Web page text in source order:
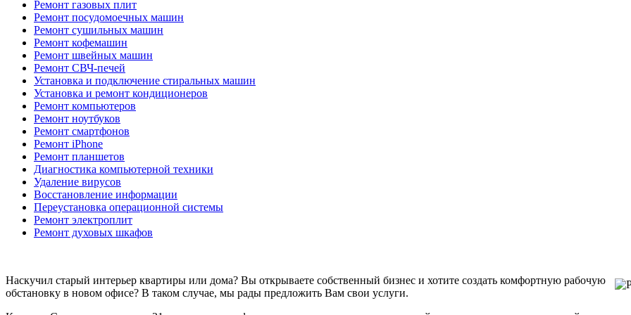
Ремонт газовых плит
Ремонт посудомоечных машин
Ремонт сушильных машин
Ремонт кофемашин
Ремонт швейных машин
Ремонт СВЧ-печей
Установка и подключение стиральных машин
Установка и ремонт кондиционеров
Ремонт компьютеров
Ремонт ноутбуков
Ремонт смартфонов
Ремонт iPhone
Ремонт планшетов
Диагностика компьютерной техники
Удаление вирусов
Восстановление информации
Переустановка операционной системы
Ремонт электроплит
Ремонт духовых шкафов
Наскучил старый интерьер квартиры или дома? Вы открываете собственный бизнес и хотите создать комфортную рабочую
обстановку в новом офисе? В таком случае, мы рады предложить Вам свои услуги.